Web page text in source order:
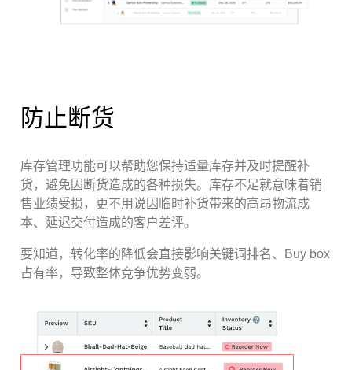
防止断货
库存管理功能可以帮助您保持适量库存并及时提醒补
货，避免因断货造成的各种损失。库存不足就意味着销
售业绩受损，更不用说因临时补货带来的高昂物流成
本、延迟交付造成的客户差评。
要知道，转化率的降低会直接影响关键词排名、Buy box
占有率，导致整体竞争优势变弱。